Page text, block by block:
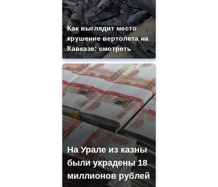
Как выглядит место
крушение вертолета на
Кавказе: смотреть
На Урале из казны
были украдены 18
миллионов рублей